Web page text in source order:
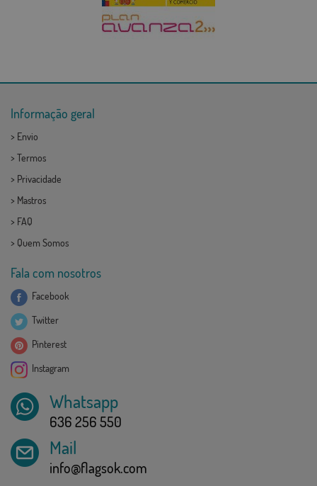
Informação geral
> Envio
> Termos
> Privacidade
> Mastros
> FAQ
> Quem Somos
Fala com nosotros
Facebook
Twitter
Pinterest
Instagram
Whatsapp
636 256 550
Mail
info@flagsok.com